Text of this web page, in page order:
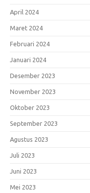
April 2024
Maret 2024
Februari 2024
Januari 2024
Desember 2023
November 2023
Oktober 2023
September 2023
Agustus 2023
Juli 2023
Juni 2023
Mei 2023